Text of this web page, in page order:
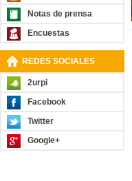
Notas de prensa
Encuestas
REDES SOCIALES
2urpi
Facebook
Twitter
Google+